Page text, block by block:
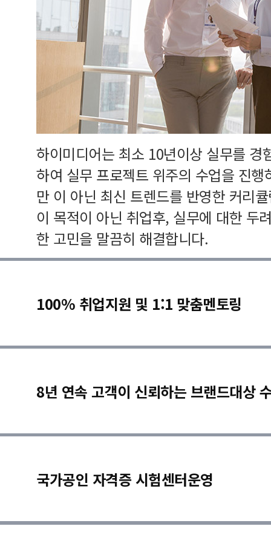
하이미디어는 최소 10년이상 실무를 경
하여 실무 프로젝트 위주의 수업을 진
만 이 아닌 최신 트렌드를 반영한 커리
이 목적이 아닌 취업후, 실무에 대한 두
한 고민을 말끔히 해결합니다.
100% 취업지원 및 1:1 맞춤멘토링
8년 연속 고객이 신뢰하는 브랜드대상
국가공인 자격증 시험센터운영